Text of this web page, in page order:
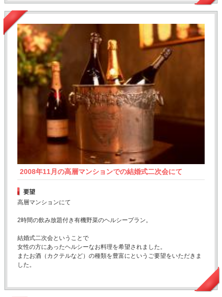
2008年11月の高層マンションでの結婚式二次会にて
要望
高層マンションにて
2時間の飲み放題付き有機野菜のヘルシープラン。
結婚式二次会ということで
女性の方にあったヘルシーなお料理を希望されました。
またお酒（カクテルなど）の種類を豊富にというご要望をいただきま
した。